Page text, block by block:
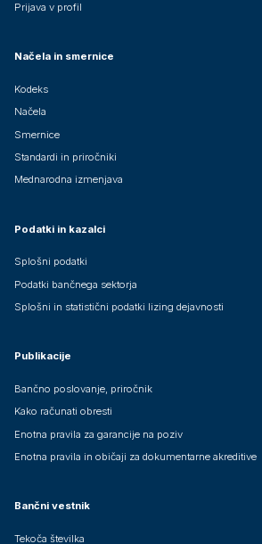
Prijava v profil
Načela in smernice
Kodeks
Načela
Smernice
Standardi in priročniki
Mednarodna izmenjava
Podatki in kazalci
Splošni podatki
Podatki bančnega sektorja
Splošni in statistični podatki lizing dejavnosti
Publikacije
Bančno poslovanje, priročnik
Kako računati obresti
Enotna pravila za garancije na poziv
Enotna pravila in običaji za dokumentarne akreditive
Bančni vestnik
Tekoča številka